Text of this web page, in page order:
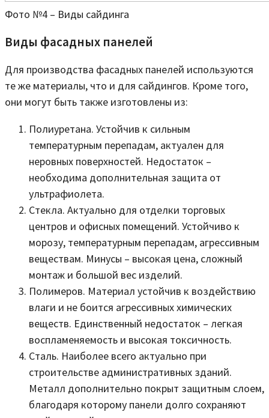
Фото №4 – Виды сайдинга
Виды фасадных панелей
Для производства фасадных панелей используются
те же материалы, что и для сайдингов. Кроме того,
они могут быть также изготовлены из:
Полиуретана. Устойчив к сильным
температурным перепадам, актуален для
неровных поверхностей. Недостаток –
необходима дополнительная защита от
ультрафиолета.
Стекла. Актуально для отделки торговых
центров и офисных помещений. Устойчиво к
морозу, температурным перепадам, агрессивным
веществам. Минусы – высокая цена, сложный
монтаж и большой вес изделий.
Полимеров. Материал устойчив к воздействию
влаги и не боится агрессивных химических
веществ. Единственный недостаток – легкая
воспламеняемость и высокая токсичность.
Сталь. Наиболее всего актуально при
строительстве административных зданий.
Металл дополнительно покрыт защитным слоем,
благодаря которому панели долго сохраняют